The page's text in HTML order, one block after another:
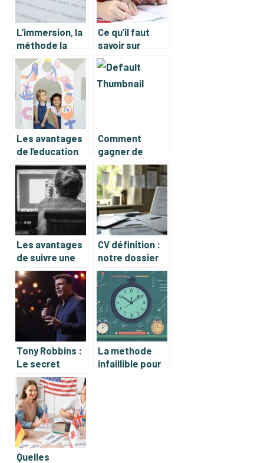
L’immersion, la
méthode la
plus efficace
pour apprendre
une nouvelle
langue
Ce qu’il faut
savoir sur
l’education
positive
Les avantages
de l’education
prescolaire
d’un petit
enfant
Comment
gagner de
l’argent
facilement sur
Internet ?
Les avantages
de suivre une
formation en
design en ligne
CV définition :
notre dossier
complet sur le
curriculum vitae
et l’art de la
mise en forme
réussie
Tony Robbins :
Le secret
derriere le
succes du
coach le plus
influent du 21e
siecle
La methode
infaillible pour
Quelles